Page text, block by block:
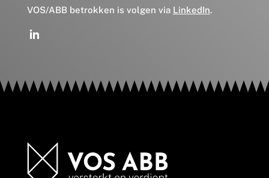
VOS/ABB betrokken is volgen via LinkedIn.